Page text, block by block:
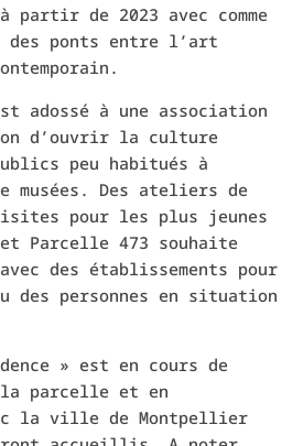
partir de 2023 avec comme
des ponts entre l’art
adossé à une association
d’ouvrir la culture
peu habitués à
musées. Des ateliers de
pour les plus jeunes
Parcelle 473 souhaite
des établissements pour
des personnes en situation
» est en cours de
parcelle et en
la ville de Montpellier